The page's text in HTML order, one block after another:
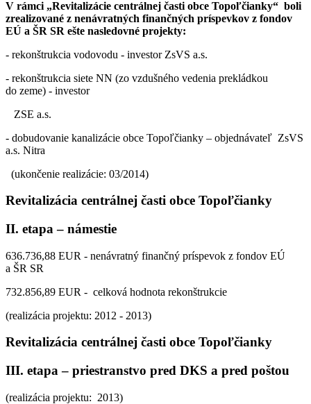
V rámci „Revitalizácie centrálnej časti obce Topoľčianky“ boli
zrealizované z nenávratných finančných príspevkov z fondov
EÚ a ŠR SR ešte nasledovné projekty:
- rekonštrukcia vodovodu - investor ZsVS a.s.
- rekonštrukcia siete NN (zo vzdušného vedenia prekládkou
do zeme) - investor
ZSE a.s.
- dobudovanie kanalizácie obce Topoľčianky – objednávateľ ZsVS
a.s. Nitra
(ukončenie realizácie: 03/2014)
Revitalizácia centrálnej časti obce Topoľčianky
II. etapa – námestie
636.736,88 EUR - nenávratný finančný príspevok z fondov EÚ
a ŠR SR
732.856,89 EUR - celková hodnota rekonštrukcie
(realizácia projektu: 2012 - 2013)
Revitalizácia centrálnej časti obce Topoľčianky
III. etapa – priestranstvo pred DKS a pred poštou
(realizácia projektu: 2013)